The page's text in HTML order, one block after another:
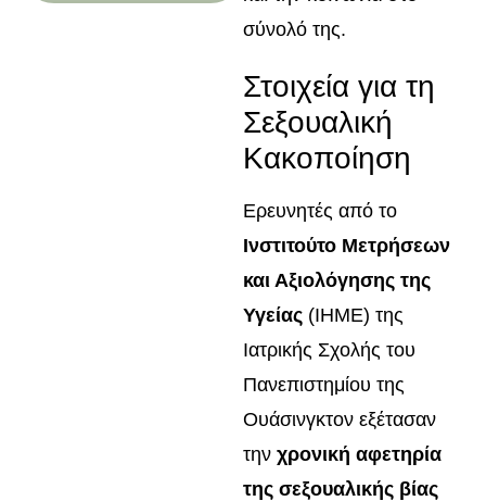
σύνολό της.
Στοιχεία για τη
Σεξουαλική
Κακοποίηση
Ερευνητές από το
Ινστιτούτο Μετρήσεων
και Αξιολόγησης της
Υγείας (IHME) της
Ιατρικής Σχολής του
Πανεπιστημίου της
Ουάσινγκτον εξέτασαν
την χρονική αφετηρία
της σεξουαλικής βίας